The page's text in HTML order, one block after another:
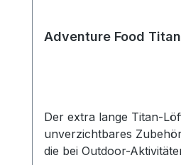
Adventure Food
Der extra lange Titan-
unverzichtbares
die bei Outdoor-